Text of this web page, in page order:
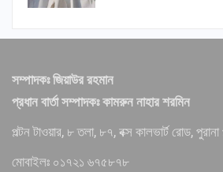
সম্পাদকঃ জিয়াউর রহমান
প্রধান বার্তা সম্পাদকঃ কামরুন নাহার শরমিন
পল্টন টাওয়ার, ৮ তলা, ৮৭, বক্স কালভার্ট রোড,
মোবাইলঃ ০১৭২১ ৬৭৫৮৭৮